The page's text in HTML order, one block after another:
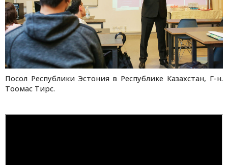
Посол Республики Эстония в Республике Казахстан, Г-н.
Тоомас Тирс.